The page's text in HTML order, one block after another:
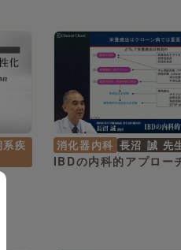
疾
消化器内科 長沼 誠 先
IBDの内科的アプロー